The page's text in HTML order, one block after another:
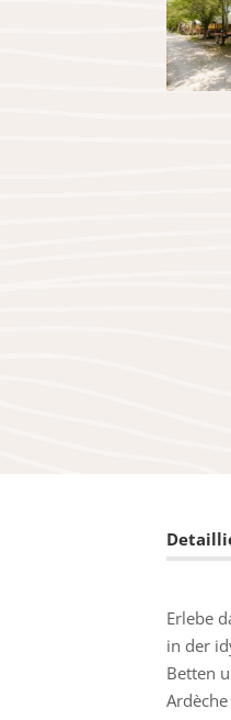
Erlebe
in der
Betten